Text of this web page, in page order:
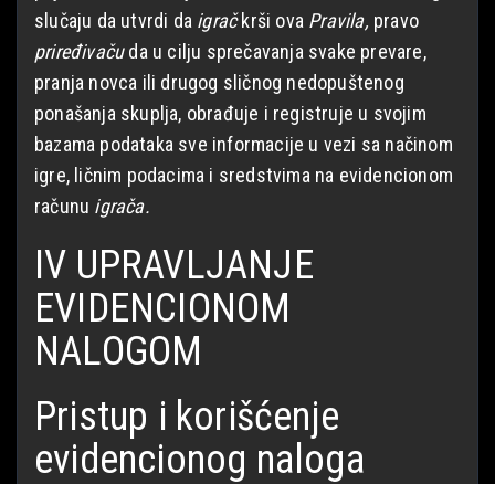
slučaju da utvrdi da igračkrši ova Pravila, pravo
priređivačuda u cilju sprečavanja svake prevare,
pranja novca ili drugog sličnog nedopuštenog
ponašanja skuplja, obrađuje i registruje u svojim
bazama podataka sve informacije u vezi sa načinom
igre, ličnim podacima i sredstvima na evidencionom
računu igrača.
IV UPRAVLJANJE
EVIDENCIONOM
NALOGOM
Pristup i korišćenje
evidencionog naloga